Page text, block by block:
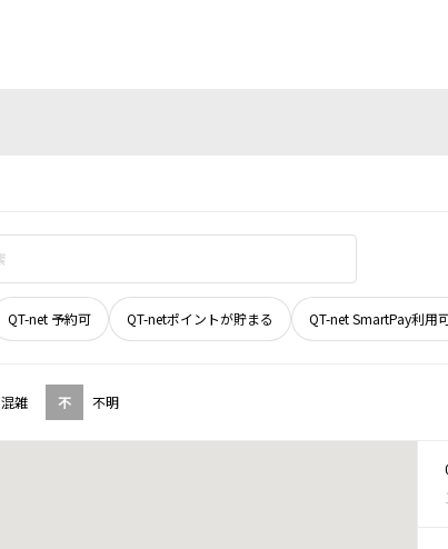
QT-net 予約可 QT-netポイントが貯まる QT-net SmartPay利用
混雑 不 不明